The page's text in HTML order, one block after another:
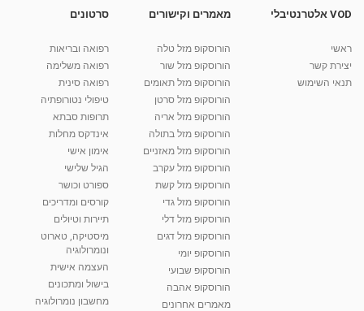
VOD אלטרנטיבלי
ראשי
יצירת קשר
תנאי השימוש
מאמרים וקישורים
הורוסקופ מזל טלה
הורוסקופ מזל שור
הורוסקופ מזל תאומים
הורוסקופ מזל סרטן
הורוסקופ מזל אריה
הורוסקופ מזל בתולה
הורוסקופ מזל מאזניים
הורוסקופ מזל עקרב
הורוסקופ מזל קשת
הורוסקופ מזל גדי
הורוסקופ מזל דלי
הורוסקופ מזל דגים
הורוסקופ יומי
הורוסקופ שבועי
הורוסקופ אהבה
מאמרים אחרונים
סרטונים
רפואה ובריאות
רפואה משלימה
רפואה סינית
טיפולי נטורופתיה
תרופות סבתא
אינדקס מחלות
אימון אישי
הגיל שלישי
ספורט וכושר
קורסים ומדריכים
תיירות וטיולים
מיסטיקה, טארוט
ונומרולוגיה
העצמה אישית
בישול ומתכונים
מחשבון נומרולוגיה